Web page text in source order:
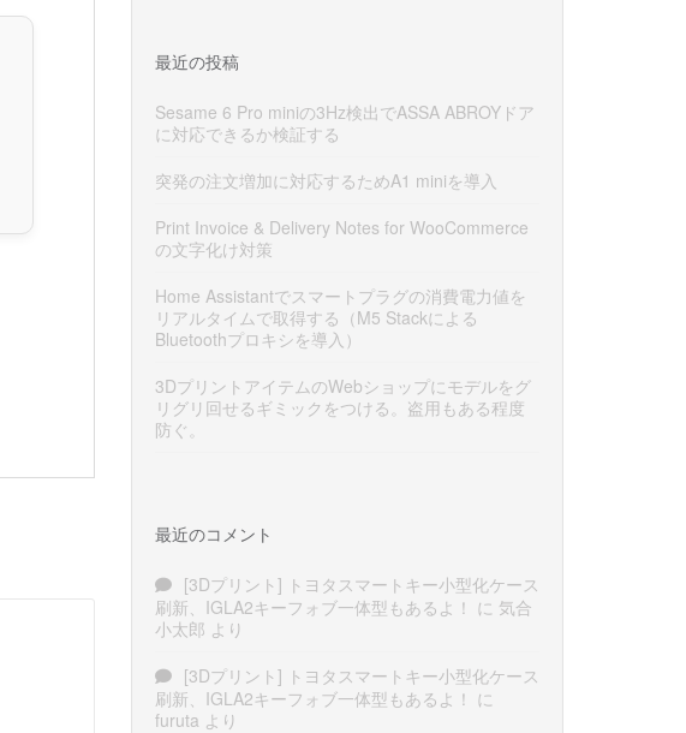
最近の投稿
Sesame 6 Pro miniの3Hz検出でASSA ABROYドア
に対応できるか検証する
突発の注文増加に対応するためA1 miniを導入
Print Invoice & Delivery Notes for WooCommerce
の文字化け対策
Home Assistantでスマートプラグの消費電力値を
リアルタイムで取得する（M5 Stackによる
Bluetoothプロキシを導入）
3DプリントアイテムのWebショップにモデルをグ
リグリ回せるギミックをつける。盗用もある程度
防ぐ。
最近のコメント
[3Dプリント] トヨタスマートキー小型化ケース
刷新、IGLA2キーフォブ一体型もあるよ！ に 気合
小太郎 より
[3Dプリント] トヨタスマートキー小型化ケース
刷新、IGLA2キーフォブ一体型もあるよ！ に
furuta より